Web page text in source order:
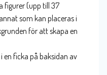
figurer (upp till 37
som kan placeras i
för att skapa en
en ficka på baksidan av